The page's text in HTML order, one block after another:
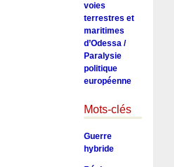
voies
terrestres et
maritimes
d’Odessa /
Paralysie
politique
européenne
Mots-clés
Guerre
hybride